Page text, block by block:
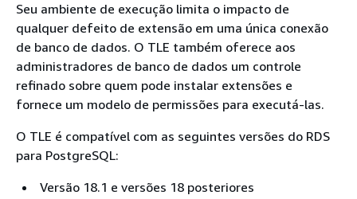
Seu ambiente de execução limita o impacto de
qualquer defeito de extensão em uma única conexão
de banco de dados. O TLE também oferece aos
administradores de banco de dados um controle
refinado sobre quem pode instalar extensões e
fornece um modelo de permissões para executá-las.
O TLE é compatível com as seguintes versões do RDS
para PostgreSQL:
Versão 18.1 e versões 18 posteriores